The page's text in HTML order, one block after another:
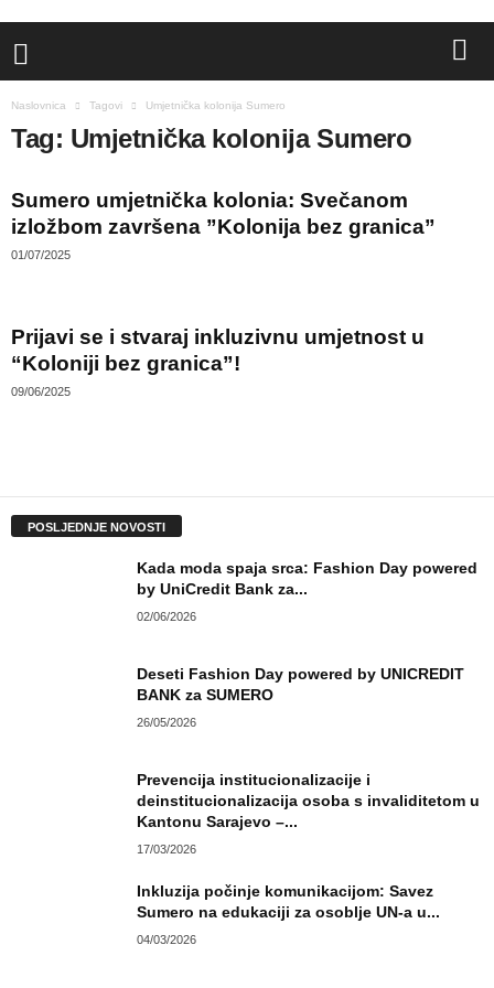
Naslovnica Tagovi Umjetnička kolonija Sumero
Tag: Umjetnička kolonija Sumero
Sumero umjetnička kolonia: Svečanom
izložbom završena ”Kolonija bez granica”
01/07/2025
Prijavi se i stvaraj inkluzivnu umjetnost u
“Koloniji bez granica”!
09/06/2025
POSLJEDNJE NOVOSTI
Kada moda spaja srca: Fashion Day powered
by UniCredit Bank za...
02/06/2026
Deseti Fashion Day powered by UNICREDIT
BANK za SUMERO
26/05/2026
Prevencija institucionalizacije i
deinstitucionalizacija osoba s invaliditetom
u Kantonu Sarajevo –...
17/03/2026
Inkluzija počinje komunikacijom: Savez
Sumero na edukaciji za osoblje UN-a u...
04/03/2026